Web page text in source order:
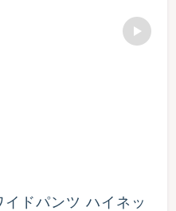
ドパンツ ハイネッ